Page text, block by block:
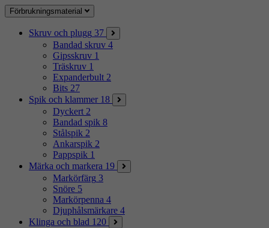
Förbrukningsmaterial
Skruv och plugg 37
Bandad skruv 4
Gipsskruv 1
Träskruv 1
Expanderbult 2
Bits 27
Spik och klammer 18
Dyckert 2
Bandad spik 8
Stålspik 2
Ankarspik 2
Pappspik 1
Märka och markera 19
Markörfärg 3
Snöre 5
Markörpenna 4
Djuphålsmärkare 4
Klinga och blad 120